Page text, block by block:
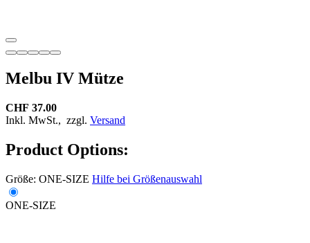
Melbu IV Mütze
CHF 37.00
Inkl. MwSt., zzgl. Versand
Product Options:
Größe: ONE-SIZE Hilfe bei Größenauswahl
ONE-SIZE